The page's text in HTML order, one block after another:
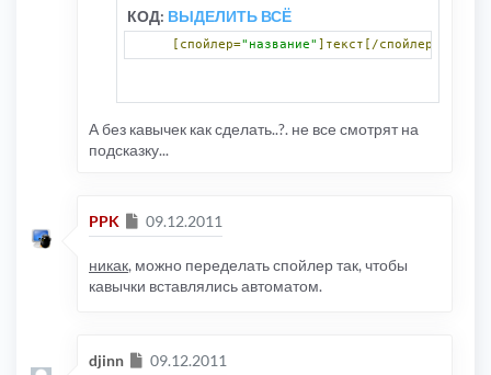
КОД: ВЫДЕЛИТЬ ВСЁ
[спойлер="название" ]текст[/спойлер]
А без кавычек как сделать..?. не все смотрят на
подсказку...
PPK Сообщение
09.12.2011
никак, можно переделать спойлер так, чтобы
кавычки вставлялись автоматом.
djinn Сообщение
09.12.2011